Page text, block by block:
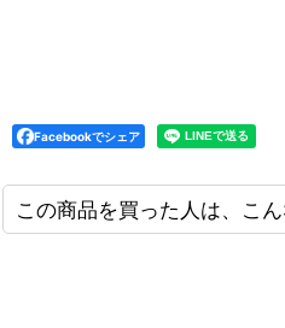
Facebookでシェア
この商品を買った人は、こ